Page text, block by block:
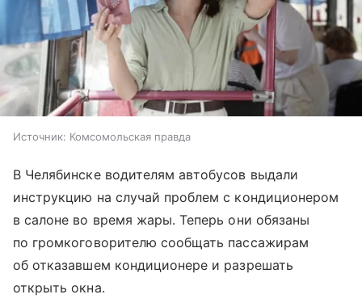
Источник: Комсомольская правда
В Челябинске водителям автобусов выдали
инструкцию на случай проблем с кондиционером
в салоне во время жары. Теперь они обязаны
по громкоговорителю сообщать пассажирам
об отказавшем кондиционере и разрешать
открыть окна.